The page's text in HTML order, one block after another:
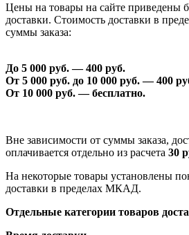
Цены на товары на сайте приведены
доставки. Стоимость доставки в
суммы заказа:
До 5 000 руб. —400 руб.
От 5 000 руб. до 10 000 руб. —400
От 10 000 руб. — бесплатно.
Вне зависимости от суммы заказа,
оплачивается отдельно из расчета 30
На некоторые товары установлены
доставки в пределах МКАД.
Отдельные категории товаров